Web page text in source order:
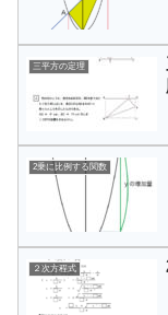
三平方の定理
2乗に比例する関数
２次方程式